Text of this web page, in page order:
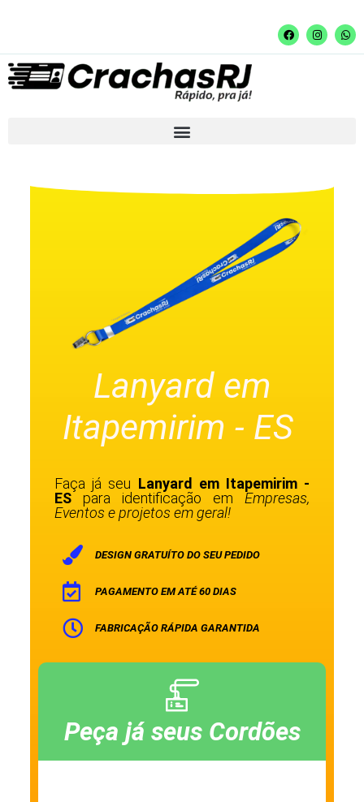
Lanyard em
Itapemirim - ES
Faça já seu Lanyard em Itapemirim -
ESpara identificação em Empresas,
Eventos e projetos em geral!
DESIGN GRATUÍTO DO SEU PEDIDO
PAGAMENTO EM ATÉ 60 DIAS
FABRICAÇÃO RÁPIDA GARANTIDA
Peça já seus Cordões